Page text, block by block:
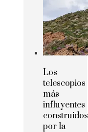
Los
telescopios
más
influyentes
construidos
por la